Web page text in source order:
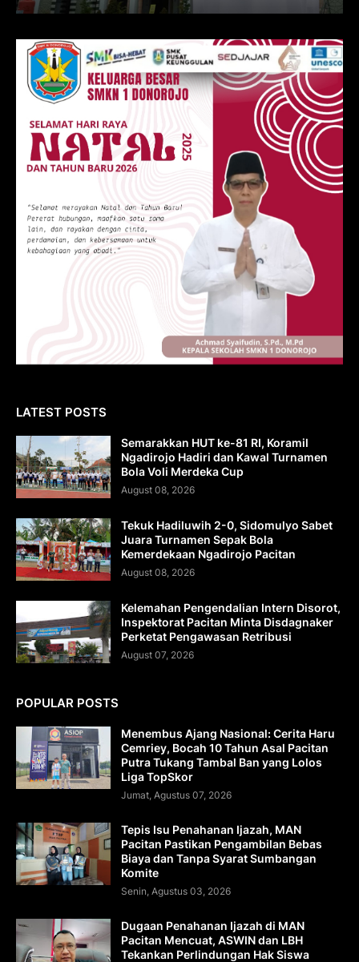
LATEST POSTS
Semarakkan HUT ke-81 RI, Koramil
Ngadirojo Hadiri dan Kawal Turnamen
Bola Voli Merdeka Cup
August 08, 2026
Tekuk Hadiluwih 2-0, Sidomulyo Sabet
Juara Turnamen Sepak Bola
Kemerdekaan Ngadirojo Pacitan
August 08, 2026
Kelemahan Pengendalian Intern Disorot,
Inspektorat Pacitan Minta Disdagnaker
Perketat Pengawasan Retribusi
August 07, 2026
POPULAR POSTS
Menembus Ajang Nasional: Cerita Haru
Cemriey, Bocah 10 Tahun Asal Pacitan
Putra Tukang Tambal Ban yang Lolos
Liga TopSkor
Jumat, Agustus 07, 2026
Tepis Isu Penahanan Ijazah, MAN
Pacitan Pastikan Pengambilan Bebas
Biaya dan Tanpa Syarat Sumbangan
Komite
Senin, Agustus 03, 2026
Dugaan Penahanan Ijazah di MAN
Pacitan Mencuat, ASWIN dan LBH
Tekankan Perlindungan Hak Siswa